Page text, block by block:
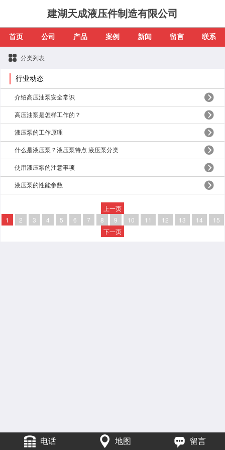
建湖天成液压件制造有限公司
首页 公司 产品 案例 新闻 留言 联系
分类列表
行业动态
介绍高压油泵安全常识
高压油泵是怎样工作的？
液压泵的工作原理
什么是液压泵？液压泵特点 液压泵分类
使用液压泵的注意事项
液压泵的性能参数
上一页
1
2 3 4 5 6 7 8 9 10 11 12 13 14
15
下一页
电话 地图 留言